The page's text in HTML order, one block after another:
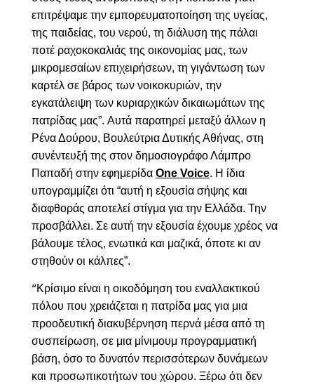
επιτρέψαμε την εμπορευματοποίηση της υγείας,
της παιδείας, του νερού, τη διάλυση της πάλαι
ποτέ ραχοκοκαλιάς της οικονομίας μας, των
μικρομεσαίων επιχειρήσεων, τη γιγάντωση των
καρτέλ σε βάρος των νοικοκυριών, την
εγκατάλειψη των κυριαρχικών δικαιωμάτων της
πατρίδας μας”. Αυτά παρατηρεί μεταξύ άλλων η
Ρένα Δούρου, Βουλεύτρια Δυτικής Αθήνας, στη
συνέντευξή της στον δημοσιογράφο Λάμπρο
Παπαδή στην εφημερίδα One Voice. Η ίδια
υπογραμμίζει ότι “αυτή η εξουσία σήψης και
διαφθοράς αποτελεί στίγμα για την Ελλάδα. Την
προσβάλλει. Σε αυτή την εξουσία έχουμε χρέος να
βάλουμε τέλος, ενωτικά και μαζικά, όποτε κι αν
στηθούν οι κάλπες”.
“Κρίσιμο είναι η οικοδόμηση του εναλλακτικού
πόλου που χρειάζεται η πατρίδα μας για μια
προοδευτική διακυβέρνηση περνά μέσα από τη
συσπείρωση, σε μια μίνιμουμ προγραμματική
βάση, όσο το δυνατόν περισσότερων δυνάμεων
και προσωπικοτήτων του χώρου. Ξέρω ότι δεν